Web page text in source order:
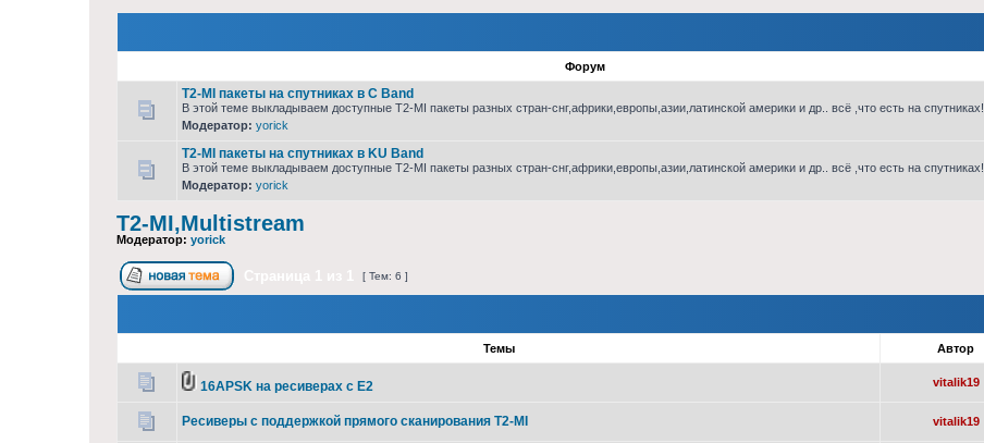
Форум
T2-MI пакеты на спутниках в С Band
В этой теме выкладываем доступные T2-MI пакеты разных стран-снг,африки,европы,азии,латинской америки и др.. всё ,что есть на спутниках!
Модератор: yorick
T2-MI пакеты на спутниках в KU Band
В этой теме выкладываем доступные T2-MI пакеты разных стран-снг,африки,европы,азии,латинской америки и др.. всё ,что есть на спутниках!
Модератор: yorick
T2-MI,Multistream
Модератор: yorick
[ Тем: 6 ]
Темы Автор
16APSK на ресиверах с Е2 vitalik19
Ресиверы с поддержкой прямого сканирования T2-MI vitalik19